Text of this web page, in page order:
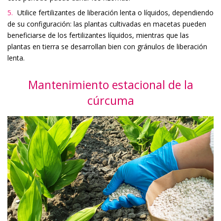
Utilice fertilizantes de liberación lenta o líquidos, dependiendo
de su configuración: las plantas cultivadas en macetas pueden
beneficiarse de los fertilizantes líquidos, mientras que las
plantas en tierra se desarrollan bien con gránulos de liberación
lenta.
Mantenimiento estacional de la
cúrcuma